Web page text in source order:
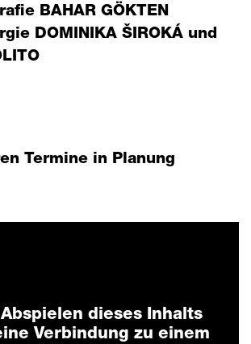
BAHAR GÖKTEN
DOMINIKA ŠIROKÁund
Termine in Planung
dieses Inhalts
Verbindung zu einem